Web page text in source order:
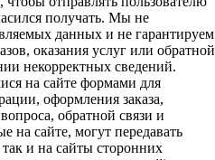
получать. Мы не
данных и не гарантируем
оказания услуг или обратной
некорректных сведений.
на сайте формами для
оформления заказа,
обратной связи и
сайте, могут передавать
и на сайты сторонних